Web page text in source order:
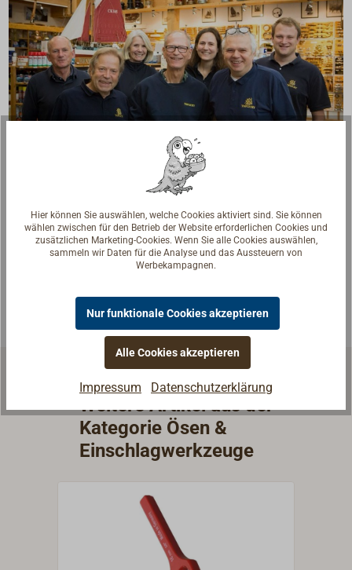
Fragen zum Artikel?
Reden Sie mit Handwerkern, Bootsbauern und
Seglerinnen. Wir verstehen Ihre Fragen und geben die
passende Antwort.
Weitere Artikel aus der
Kategorie Ösen &
Einschlagwerkzeuge
Hier können Sie auswählen, welche Cookies aktiviert sind. Sie können
wählen zwischen für den Betrieb der Website erforderlichen Cookies und
zusätzlichen Marketing-Cookies. Wenn Sie alle Cookies auswählen,
sammeln wir Daten für die Analyse und das Aussteuern von
Werbekampagnen.
Nur funktionale Cookies akzeptieren
Alle Cookies akzeptieren
Impressum Datenschutzerklärung